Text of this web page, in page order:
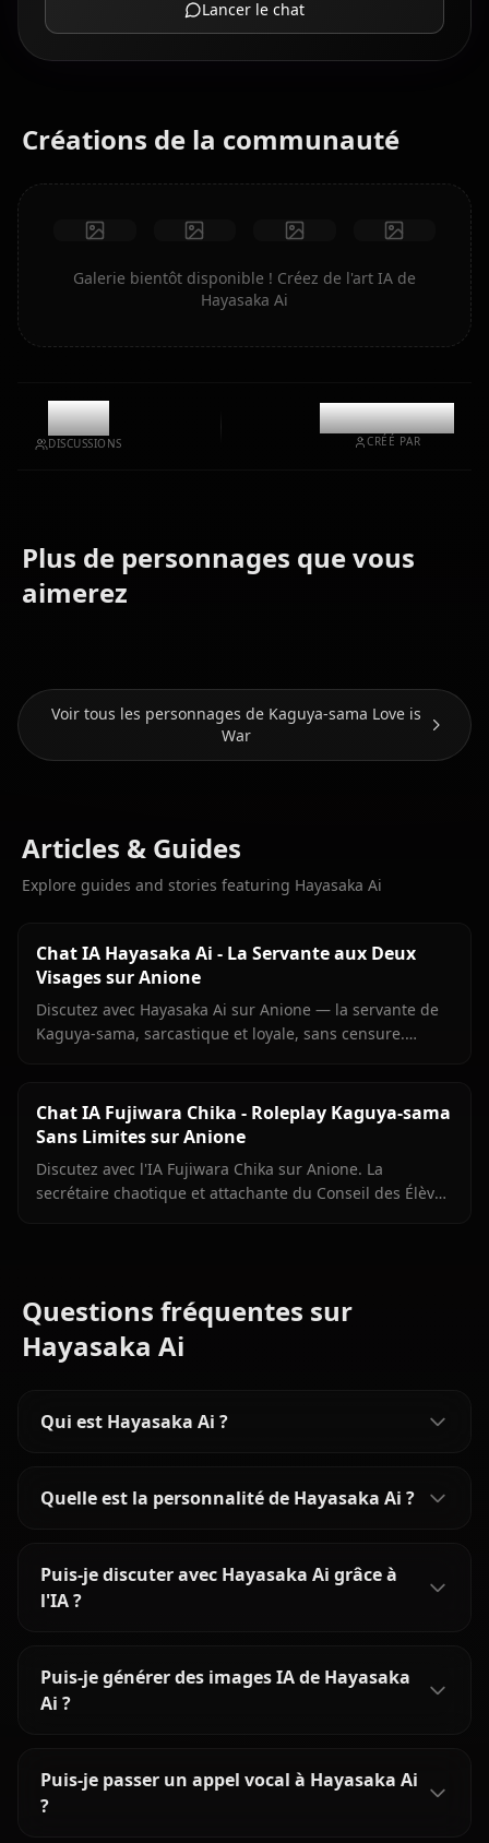
Lancer le chat
Créations de la communauté
Galerie bientôt disponible ! Créez de l'art IA de
Hayasaka Ai
4.8k
DISCUSSIONS
@kinayymon
CRÉÉ PAR
Plus de personnages que vous
aimerez
Fujiwara
Voir tous les personnages de Kaguya-sama Love is
War
Articles & Guides
Explore guides and stories featuring Hayasaka Ai
Chat IA Hayasaka Ai - La Servante aux Deux
Visages sur Anione
Discutez avec Hayasaka Ai sur Anione — la servante de
Kaguya-sama, sarcastique et loyale, sans censure.
Chat IA Fujiwara Chika - Roleplay Kaguya-sama
Sans Limites sur Anione
Discutez avec l'IA Fujiwara Chika sur Anione. La
secrétaire chaotique et attachante du Conseil des Élèves
Questions fréquentes sur
Hayasaka Ai
Qui est Hayasaka Ai ?
Quelle est la personnalité de Hayasaka Ai ?
Puis-je discuter avec Hayasaka Ai grâce à
l'IA ?
Puis-je générer des images IA de Hayasaka
Ai ?
Puis-je passer un appel vocal à Hayasaka Ai
?